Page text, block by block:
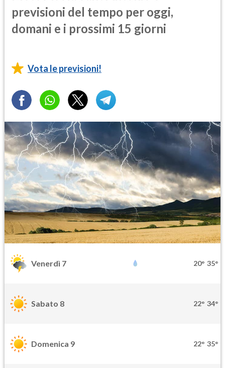
previsioni del tempo per oggi,
domani e i prossimi 15 giorni
Vota le previsioni!
Venerdì 7 20° 35°
Sabato 8 22° 34°
Domenica 9 22° 35°